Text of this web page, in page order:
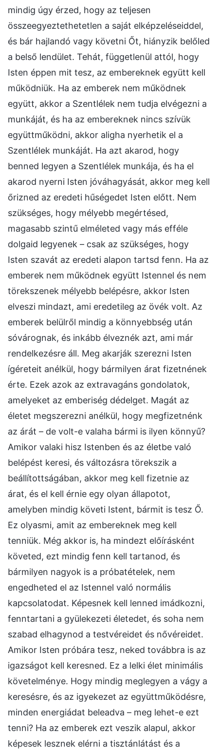
mindig úgy érzed, hogy az teljesen
összeegyeztethetetlen a saját elképzeléseiddel,
és bár hajlandó vagy követni Őt, hiányzik belőled
a belső lendület. Tehát, függetlenül attól, hogy
Isten éppen mit tesz, az embereknek együtt kell
működniük. Ha az emberek nem működnek
együtt, akkor a Szentlélek nem tudja elvégezni a
munkáját, és ha az embereknek nincs szívük
együttműködni, akkor aligha nyerhetik el a
Szentlélek munkáját. Ha azt akarod, hogy
benned legyen a Szentlélek munkája, és ha el
akarod nyerni Isten jóváhagyását, akkor meg kell
őrizned az eredeti hűségedet Isten előtt. Nem
szükséges, hogy mélyebb megértésed,
magasabb szintű elméleted vagy más efféle
dolgaid legyenek – csak az szükséges, hogy
Isten szavát az eredeti alapon tartsd fenn. Ha az
emberek nem működnek együtt Istennel és nem
törekszenek mélyebb belépésre, akkor Isten
elveszi mindazt, ami eredetileg az övék volt. Az
emberek belülről mindig a könnyebbség után
sóvárognak, és inkább élveznék azt, ami már
rendelkezésre áll. Meg akarják szerezni Isten
ígéreteit anélkül, hogy bármilyen árat fizetnének
érte. Ezek azok az extravagáns gondolatok,
amelyeket az emberiség dédelget. Magát az
életet megszerezni anélkül, hogy megfizetnénk
az árát – de volt-e valaha bármi is ilyen könnyű?
Amikor valaki hisz Istenben és az életbe való
belépést keresi, és változásra törekszik a
beállítottságában, akkor meg kell fizetnie az
árat, és el kell érnie egy olyan állapotot,
amelyben mindig követi Istent, bármit is tesz Ő.
Ez olyasmi, amit az embereknek meg kell
tenniük. Még akkor is, ha mindezt előírásként
követed, ezt mindig fenn kell tartanod, és
bármilyen nagyok is a próbatételek, nem
engedheted el az Istennel való normális
kapcsolatodat. Képesnek kell lenned imádkozni,
fenntartani a gyülekezeti életedet, és soha nem
szabad elhagynod a testvéreidet és nővéreidet.
Amikor Isten próbára tesz, neked továbbra is az
igazságot kell keresned. Ez a lelki élet minimális
követelménye. Hogy mindig meglegyen a vágy a
keresésre, és az igyekezet az együttműködésre,
minden energiádat beleadva – meg lehet-e ezt
tenni? Ha az emberek ezt veszik alapul, akkor
képesek lesznek elérni a tisztánlátást és a